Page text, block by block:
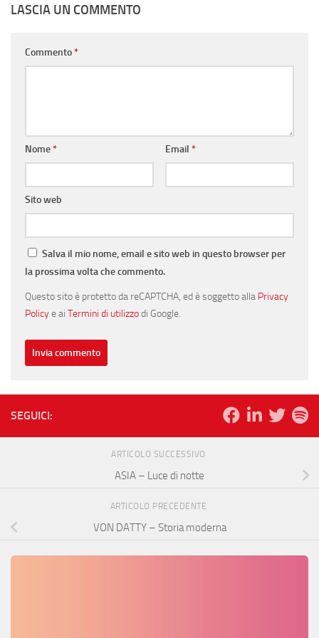
LASCIA UN COMMENTO
Commento*
Nome* Email *
Sito web
Salva il mio nome, email e sito web in questo browser per
la prossima volta che commento.
Questo sito è protetto da reCAPTCHA, ed è soggetto alla Privacy
Policye ai Termini di utilizzodi Google.
SEGUICI:
ARTICOLO SUCCESSIVO
ASIA – Luce di notte
ARTICOLO PRECEDENTE
VON DATTY – Storia moderna